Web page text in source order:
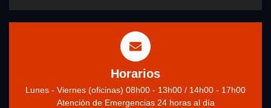
Horarios
Lunes - Viernes (oficinas) 08h00 - 13h00 / 14h00 - 17h00
Atención de Emergencias 24 horas al día